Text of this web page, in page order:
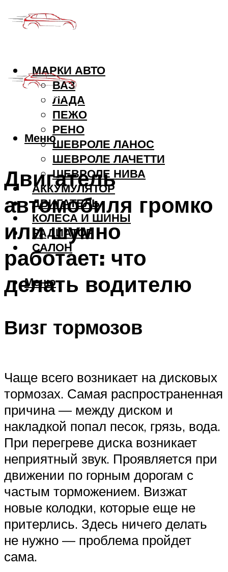
МАРКИ АВТО
ВАЗ
ЛАДА
ПЕЖО
РЕНО
ШЕВРОЛЕ ЛАНОС
ШЕВРОЛЕ ЛАЧЕТТИ
ШЕВРОЛЕ НИВА
АККУМУЛЯТОР
ДВИГАТЕЛЬ
КОЛЕСА И ШИНЫ
РАДИАТОР
САЛОН
Меню
Меню
Двигатель
автомобиля громко
или шумно
работает: что
делать водителю
Визг тормозов
Чаще всего возникает на дисковых
тормозах. Самая распространенная
причина — между диском и
накладкой попал песок, грязь, вода.
При перегреве диска возникает
неприятный звук. Проявляется при
движении по горным дорогам с
частым торможением. Визжат
новые колодки, которые еще не
притерлись. Здесь ничего делать
не нужно — проблема пройдет
сама.